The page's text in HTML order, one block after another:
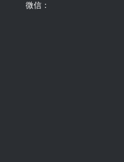
微信：